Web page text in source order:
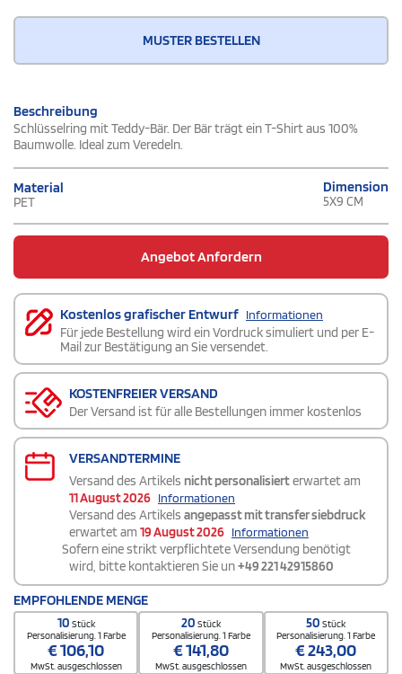
MUSTER BESTELLEN
Beschreibung
Schlüsselring mit Teddy-Bär. Der Bär trägt ein T-Shirt aus 100%
Baumwolle. Ideal zum Veredeln.
Material
PET
Dimension
5X9 CM
Angebot Anfordern
Kostenlos grafischer Entwurf Informationen
Für jede Bestellung wird ein Vordruck simuliert und per E-
Mail zur Bestätigung an Sie versendet.
KOSTENFREIER VERSAND
Der Versand ist für alle Bestellungen immer kostenlos
VERSANDTERMINE
Versand des Artikels nicht personalisierterwartet am
11 August 2026 Informationen
Versand des Artikels angepasst mit transfer siebdruck
erwartet am 19 August 2026 Informationen
Sofern eine strikt verpflichtete Versendung benötigt
wird, bitte kontaktieren Sie un+49 221 42915860
EMPFOHLENDE MENGE
10 Stück
Personalisierung. 1 Farbe
€106,10
MwSt. ausgeschlossen
20 Stück
Personalisierung. 1 Farbe
€141,80
MwSt. ausgeschlossen
50Stück
Personalisierung. 1 Farbe
€243,00
MwSt. ausgeschlossen